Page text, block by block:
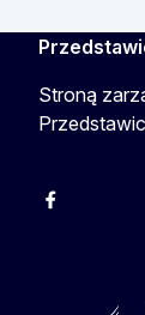
Stroną
Facebook